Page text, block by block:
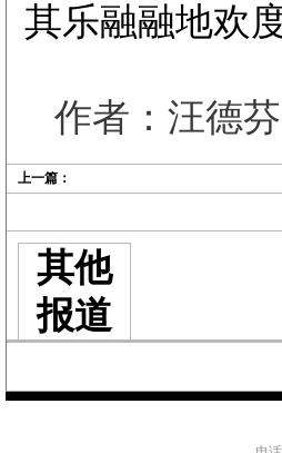
其乐融融地欢
作者：汪德芬
上一篇：
其他
报道